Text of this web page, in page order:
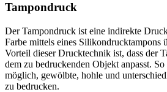
Tampondruck
Der Tampondruck ist eine indirekte
Farbe mittels eines Silikondrucktampons
Vorteil dieser Drucktechnik ist, dass der
dem zu bedruckenden Objekt anpasst. So
möglich, gewölbte, hohle und
zu bedrucken.